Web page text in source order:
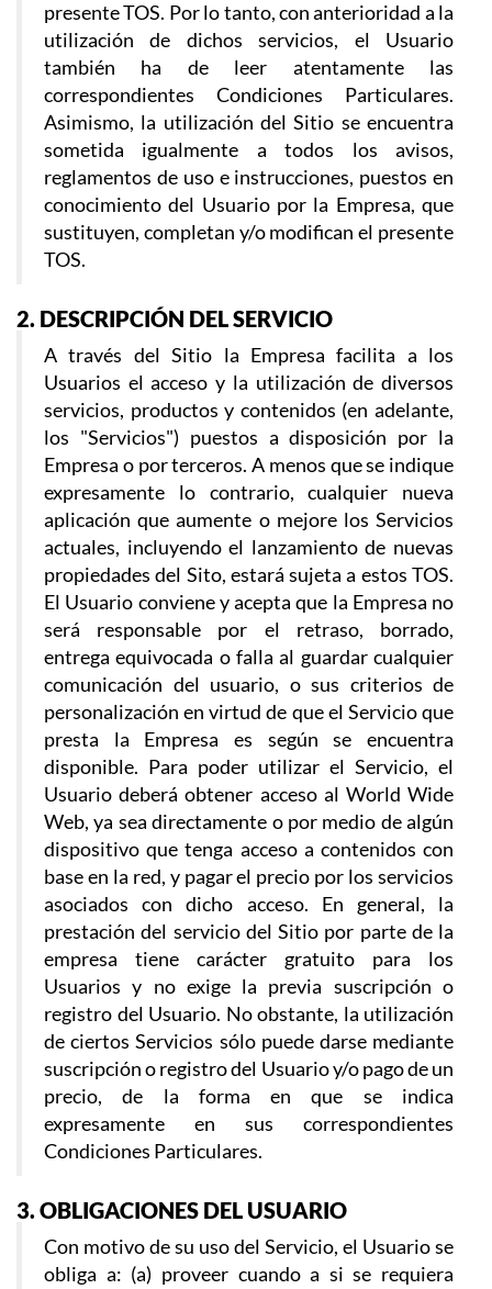
presente TOS. Por lo tanto, con anterioridad a la
utilización de dichos servicios, el Usuario
también ha de leer atentamente las
correspondientes Condiciones Particulares.
Asimismo, la utilización del Sitio se encuentra
sometida igualmente a todos los avisos,
reglamentos de uso e instrucciones, puestos en
conocimiento del Usuario por la Empresa, que
sustituyen, completan y/o modifican el presente
TOS.
2. DESCRIPCIÓN DEL SERVICIO
A través del Sitio la Empresa facilita a los
Usuarios el acceso y la utilización de diversos
servicios, productos y contenidos (en adelante,
los "Servicios") puestos a disposición por la
Empresa o por terceros. A menos que se indique
expresamente lo contrario, cualquier nueva
aplicación que aumente o mejore los Servicios
actuales, incluyendo el lanzamiento de nuevas
propiedades del Sito, estará sujeta a estos TOS.
El Usuario conviene y acepta que la Empresa no
será responsable por el retraso, borrado,
entrega equivocada o falla al guardar cualquier
comunicación del usuario, o sus criterios de
personalización en virtud de que el Servicio que
presta la Empresa es según se encuentra
disponible. Para poder utilizar el Servicio, el
Usuario deberá obtener acceso al World Wide
Web, ya sea directamente o por medio de algún
dispositivo que tenga acceso a contenidos con
base en la red, y pagar el precio por los servicios
asociados con dicho acceso. En general, la
prestación del servicio del Sitio por parte de la
empresa tiene carácter gratuito para los
Usuarios y no exige la previa suscripción o
registro del Usuario. No obstante, la utilización
de ciertos Servicios sólo puede darse mediante
suscripción o registro del Usuario y/o pago de un
precio, de la forma en que se indica
expresamente en sus correspondientes
Condiciones Particulares.
3. OBLIGACIONES DEL USUARIO
Con motivo de su uso del Servicio, el Usuario se
obliga a: (a) proveer cuando a si se requiera